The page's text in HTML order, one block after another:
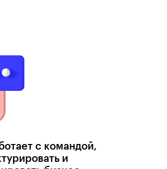
с командой,
и